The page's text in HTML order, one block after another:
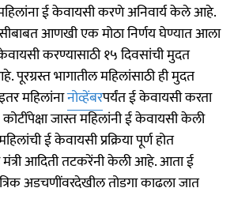
ई केवायसी करणे अनिवार्य केले आहे.
आणखी एक मोठा निर्णय घेण्यात आला
करण्यासाठी १५ दिवसांची मुदत
भागातील महिलांसाठी ही मुदत
महिलांनानोव्हेंबरपर्यंत ई केवायसी करता
जास्त महिलांनी ई केवायसी केली
ई केवायसी प्रक्रिया पूर्ण होत
मंत्री आदिती तटकरेंनी केली आहे. आता ई
अडचणींवरदेखील तोडगा काढला जात